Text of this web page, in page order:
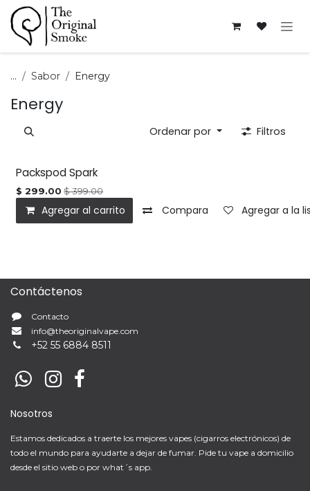
Ir al contenido
... Sabor Energy
Energy
Ordenar por Filtros
Packspod Spark
$ 299.00 $399.00
Agregar al carrito Compara Agregar a la
Contáctenos
Contacto
info@theoriginalvape.com
+52 55 6884 8511
Nosotros
Estamos dedicados a traerte los mejores vapes (cigarros electrónicos) de
todo el mundo para ayudarte a dejar de fumar. Pide tu vape a domicilio
desde el sitio web o por what´s app.